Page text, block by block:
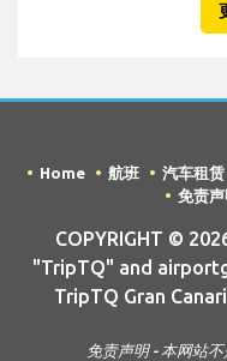
Home 航班 汽车租赁
免责声
COPYRIGHT ©
"TripTQ" and
TripTQ Gran
免责声明 - 本网站